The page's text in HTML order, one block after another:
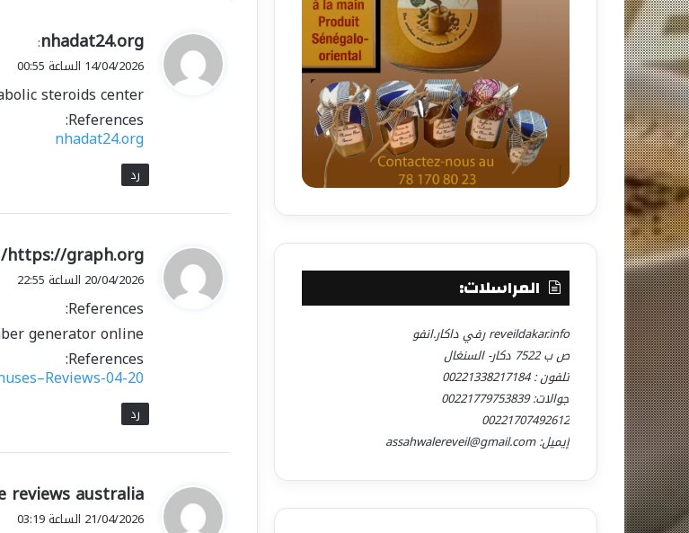
ي
ق
ل
nhadat24.org
:
14/04/2026 الساعة 00:55
steroids center
References:
nhadat24.org
رد
ي
ق
ل
https://graph.org/
20/04/2026 الساعة 22:55
References:
generator online
References:
04-20
رد
ي
ق
reviews australia
21/04/2026 الساعة 03:19
المراسلات:
reveildakar.info رفي داكار.انفو
ص ب 7522 دكار- السنغال
تلفون : 00221338217184
جوالات: 00221779753839
00221707492612
إيميل: assahwalereveil@gmail.com